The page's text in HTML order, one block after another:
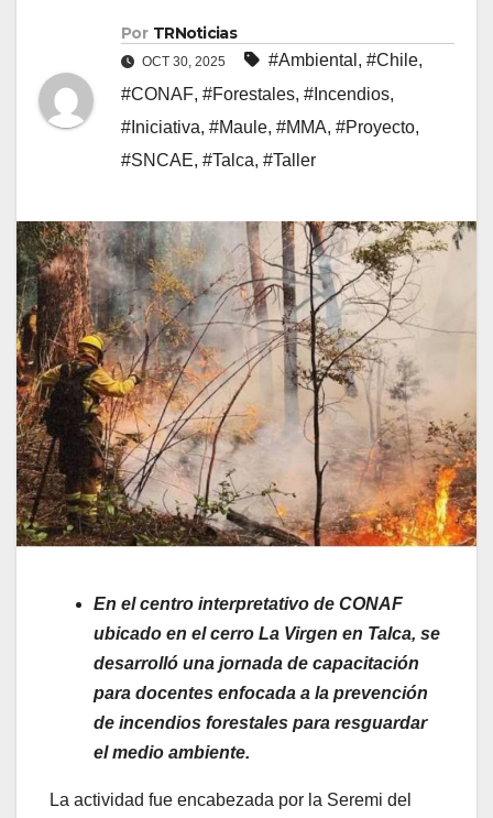
Por TRNoticias
OCT 30, 2025 #Ambiental , #Chile,
#CONAF, #Forestales, #Incendios,
#Iniciativa, #Maule, #MMA, #Proyecto,
#SNCAE, #Talca, #Taller
En el centro interpretativo de CONAF
ubicado en el cerro La Virgen en Talca, se
desarrolló una jornada de capacitación
para docentes enfocada a la prevención
de incendios forestales para resguardar
el medio ambiente.
La actividad fue encabezada por la Seremi del